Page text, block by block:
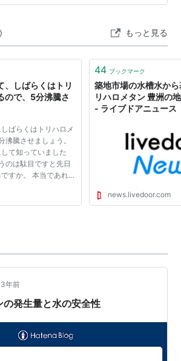
家で簡単にできる正しいカルキ抜きの
水道水のトリハロメタン・カルキ対策
カルキやトリハロメタンの特徴と気に
トリハロメタンとは？ ②…
もっと見る
、しばらくはトリ
ので、5分沸騰さ
ばらくはトリハロメ
沸騰させましょう。
て知っていました
のは駄目ですと先日
すか。 本当であれ
ょうか教えてくださ
44 ブックマーク
築地市場の水槽水か
リハロメタン 豊洲の
- ライブドアニュース
news.livedoor.com
3年前
の発生量と水の安全性